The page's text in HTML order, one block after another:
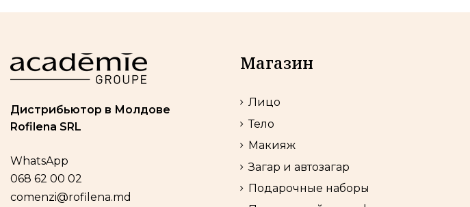
Магазин
Лицо
Тело
Макияж
Загар и автозагар
Подарочные наборы
068 62 00 02
comenzi@rofilena.md
Дистрибьютор в Молдове
Rofilena SRL
WhatsApp